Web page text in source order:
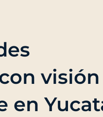
visión
en